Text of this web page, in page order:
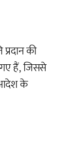
की
हैं, जिससे
आदेश के